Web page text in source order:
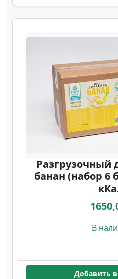
Разгрузочный
банан (набор 6
В
Добавить